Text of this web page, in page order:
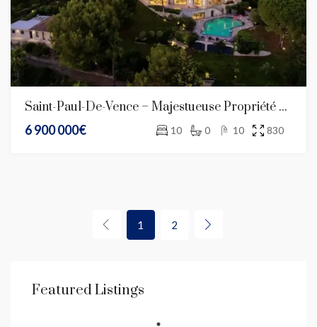
Saint-Paul-De-Vence – Majestueuse Propriété Contemporaine Avec Vue Village Et Mer
6 900 000€
10 0 10 830
1 2
Featured Listings